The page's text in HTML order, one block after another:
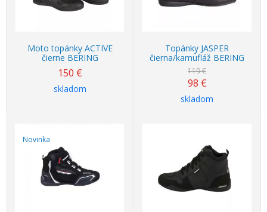
Moto topánky ACTIVE
čierne BERING
150 €
skladom
Topánky JASPER
čierna/kamufláž BERING
119 €
98 €
skladom
Novinka